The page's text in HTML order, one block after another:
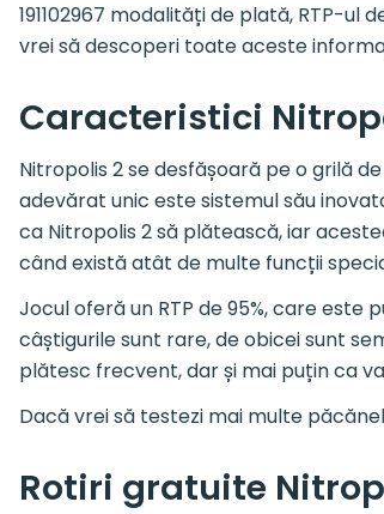
191102967 modalități de plată, RTP-
vrei să descoperi toate aceste
Caracteristici
Nitropolis 2 se desfășoară pe o grilă
adevărat unic este sistemul său
ca Nitropolis 2 să plătească, iar
când există atât de multe funcții
Jocul oferă un RTP de 95%, care
câștigurile sunt rare, de obicei sunt
plătesc frecvent, dar și mai puțin ca
Dacă vrei să testezi mai multe
Rotiri gratuite